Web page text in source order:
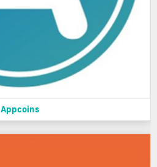
Appcoins